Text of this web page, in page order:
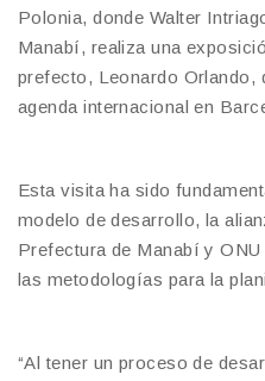
Polonia, donde Walter
Manabí, realiza una
prefecto, Leonardo Orlando,
agenda internacional en
Esta visita ha sido
modelo de desarrollo, la
Prefectura de Manabí y
las metodologías para la
“Al tener un proceso de